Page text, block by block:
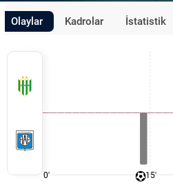
Olaylar Kadrolar İstatistik
0' 15'